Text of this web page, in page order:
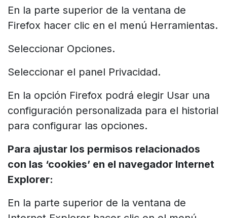
En la parte superior de la ventana de
Firefox hacer clic en el menú Herramientas.
Seleccionar Opciones.
Seleccionar el panel Privacidad.
En la opción Firefox podrá elegir Usar una
configuración personalizada para el historial
para configurar las opciones.
Para ajustar los permisos relacionados
con las ‘cookies’ en el navegador Internet
Explorer:
En la parte superior de la ventana de